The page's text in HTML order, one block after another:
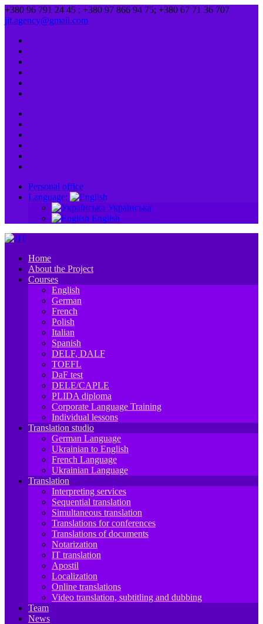
+380 96 791 24 45 ; +380 97 866 94 75; +380 67 71 36 707
jit.agency@gmail.com
Personal office
Language:
Українська
English
Home
About the Project
Courses
English
German
French
Polish
Italian
Spanish
DELF, DALF
TOEFL
DaF test
DELE/CAPLE
PLIDA diploma
Corporate Language Training
Individual lessons
Translation studio
German Language
Ukrainian to English
French Language
Ukrainian Language
Translation
Interpreting services
Sequential translation
Simultaneous translation
Translations for conferences
Translations of documents
Notarization
IT translation
Apostil
Localization
Online translations
Video translation, subtitling and dubbing
Team
News